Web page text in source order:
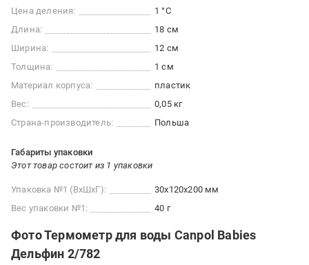
Цена деления:
1 °C
Длина:
18 см
Ширина:
12 см
Толщина:
1 см
Материал корпуса:
пластик
Вес:
0,05 кг
Страна-производитель:
Польша
Габариты упаковки
Этот товар состоит из 1 упаковки
Упаковка №1 (ВхШхГ):
30x120x200 мм
Вес упаковки №1:
40 г
Фото Термометр для воды Canpol Babies
Дельфин 2/782